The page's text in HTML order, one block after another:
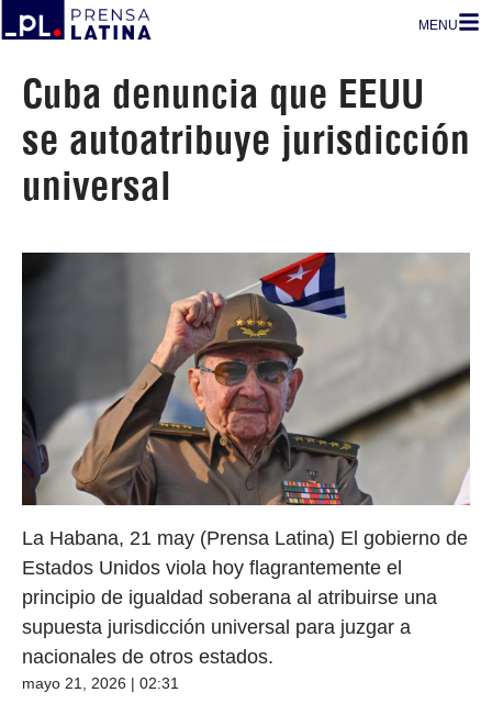
MENU
Cuba denuncia que EEUU
se autoatribuye jurisdicción
universal
La Habana, 21 may (Prensa Latina) El gobierno de
Estados Unidos viola hoy flagrantemente el
principio de igualdad soberana al atribuirse una
supuesta jurisdicción universal para juzgar a
nacionales de otros estados.
mayo 21, 2026 | 02:31